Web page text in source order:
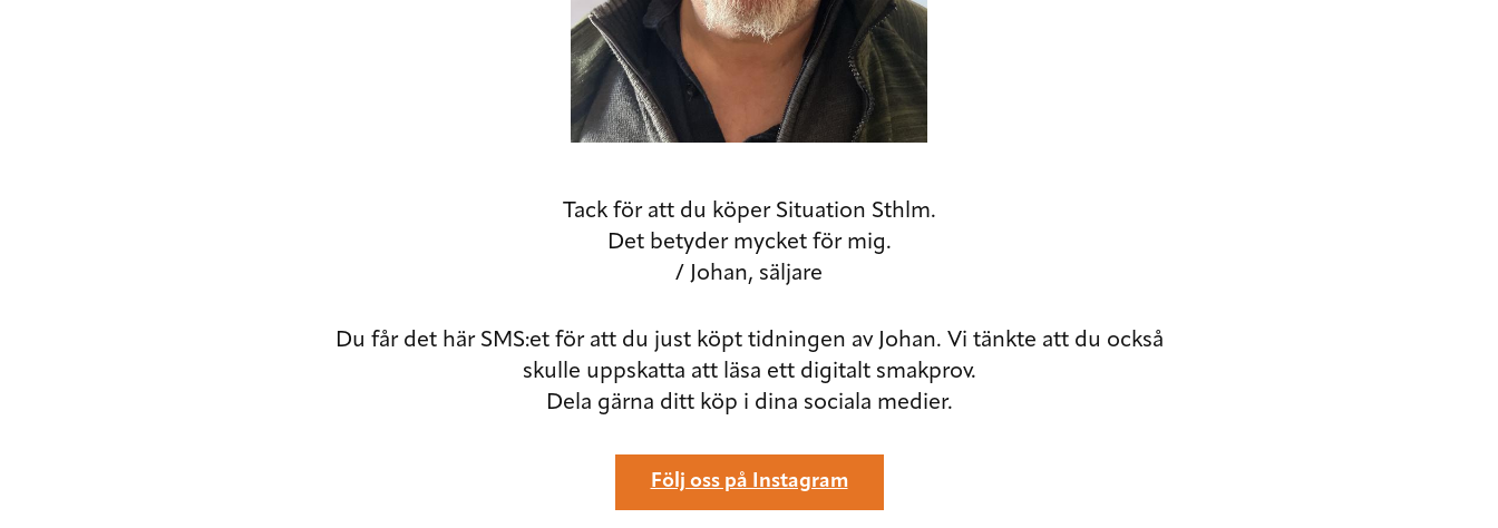
Tack för att du köper Situation Sthlm.
Det betyder mycket för mig.
/ Johan, säljare
Du får det här SMS:et för att du just köpt tidningen av Johan. Vi tänkte att du också
skulle uppskatta att läsa ett digitalt smakprov.
Dela gärna ditt köp i dina sociala medier.
Följ oss på Instagram